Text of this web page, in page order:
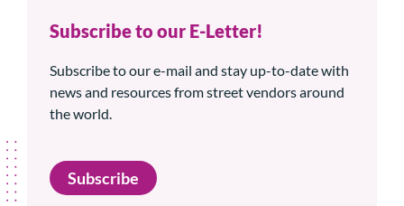
Subscribe to our E-Letter!
Subscribe to our e-mail and stay up-to-date with
news and resources from street vendors around
the world.
Subscribe